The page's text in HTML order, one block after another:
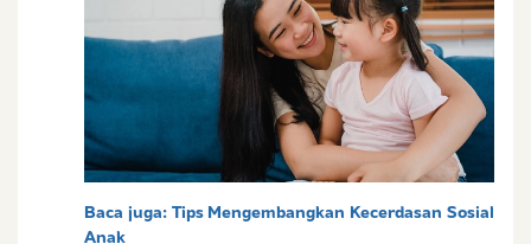
Baca juga: Tips Mengembangkan Kecerdasan Sosial
Anak